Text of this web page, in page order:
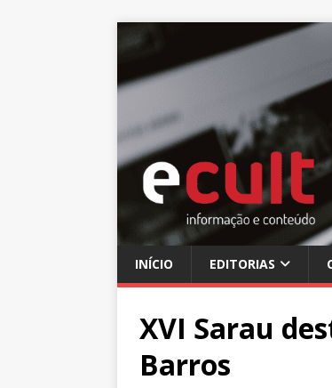
INÍCIO EDITORIAS
XVI Sarau
Barros